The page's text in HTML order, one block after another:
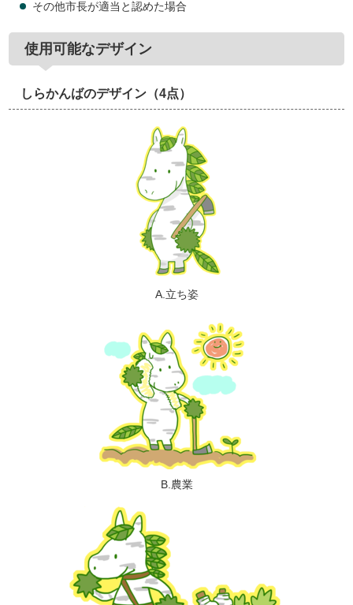
その他市長が適当と認めた場合
使用可能なデザイン
しらかんばのデザイン（4点）
A.立ち姿
B.農業